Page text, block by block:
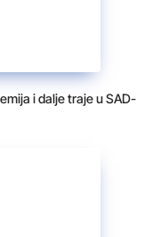
i dalje traje u SAD-